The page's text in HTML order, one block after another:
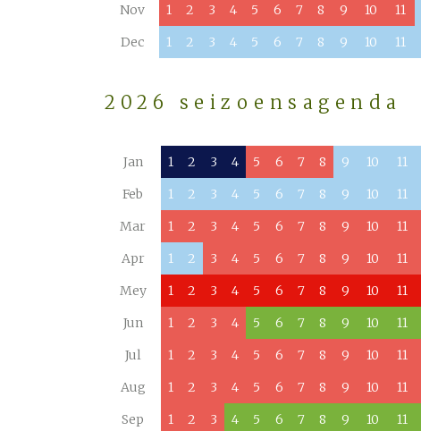
Nov
1 2 3 4 5 6 7 8 9 10 11
Dec
1 2 3 4 5 6 7 8 9 10 11
2026 seizoensagenda
Jan 1 2 3 4 5 6 7 8 9 10 11
Feb
1 2 3 4 5 6 7 8 9 10 11
Mar
1 2 3 4 5 6 7 8 9 10 11
Apr
1 2 3 4 5 6 7 8 9 10 11
Mey
1 2 3 4 5 6 7 8 9 10 11
Jun
1 2 3 4 5 6 7 8 9 10 11
Jul
1 2 3 4 5 6 7 8 9 10 11
Aug
1 2 3 4 5 6 7 8 9 10 11
Sep
1 2 3 4 5 6 7 8 9 10 11